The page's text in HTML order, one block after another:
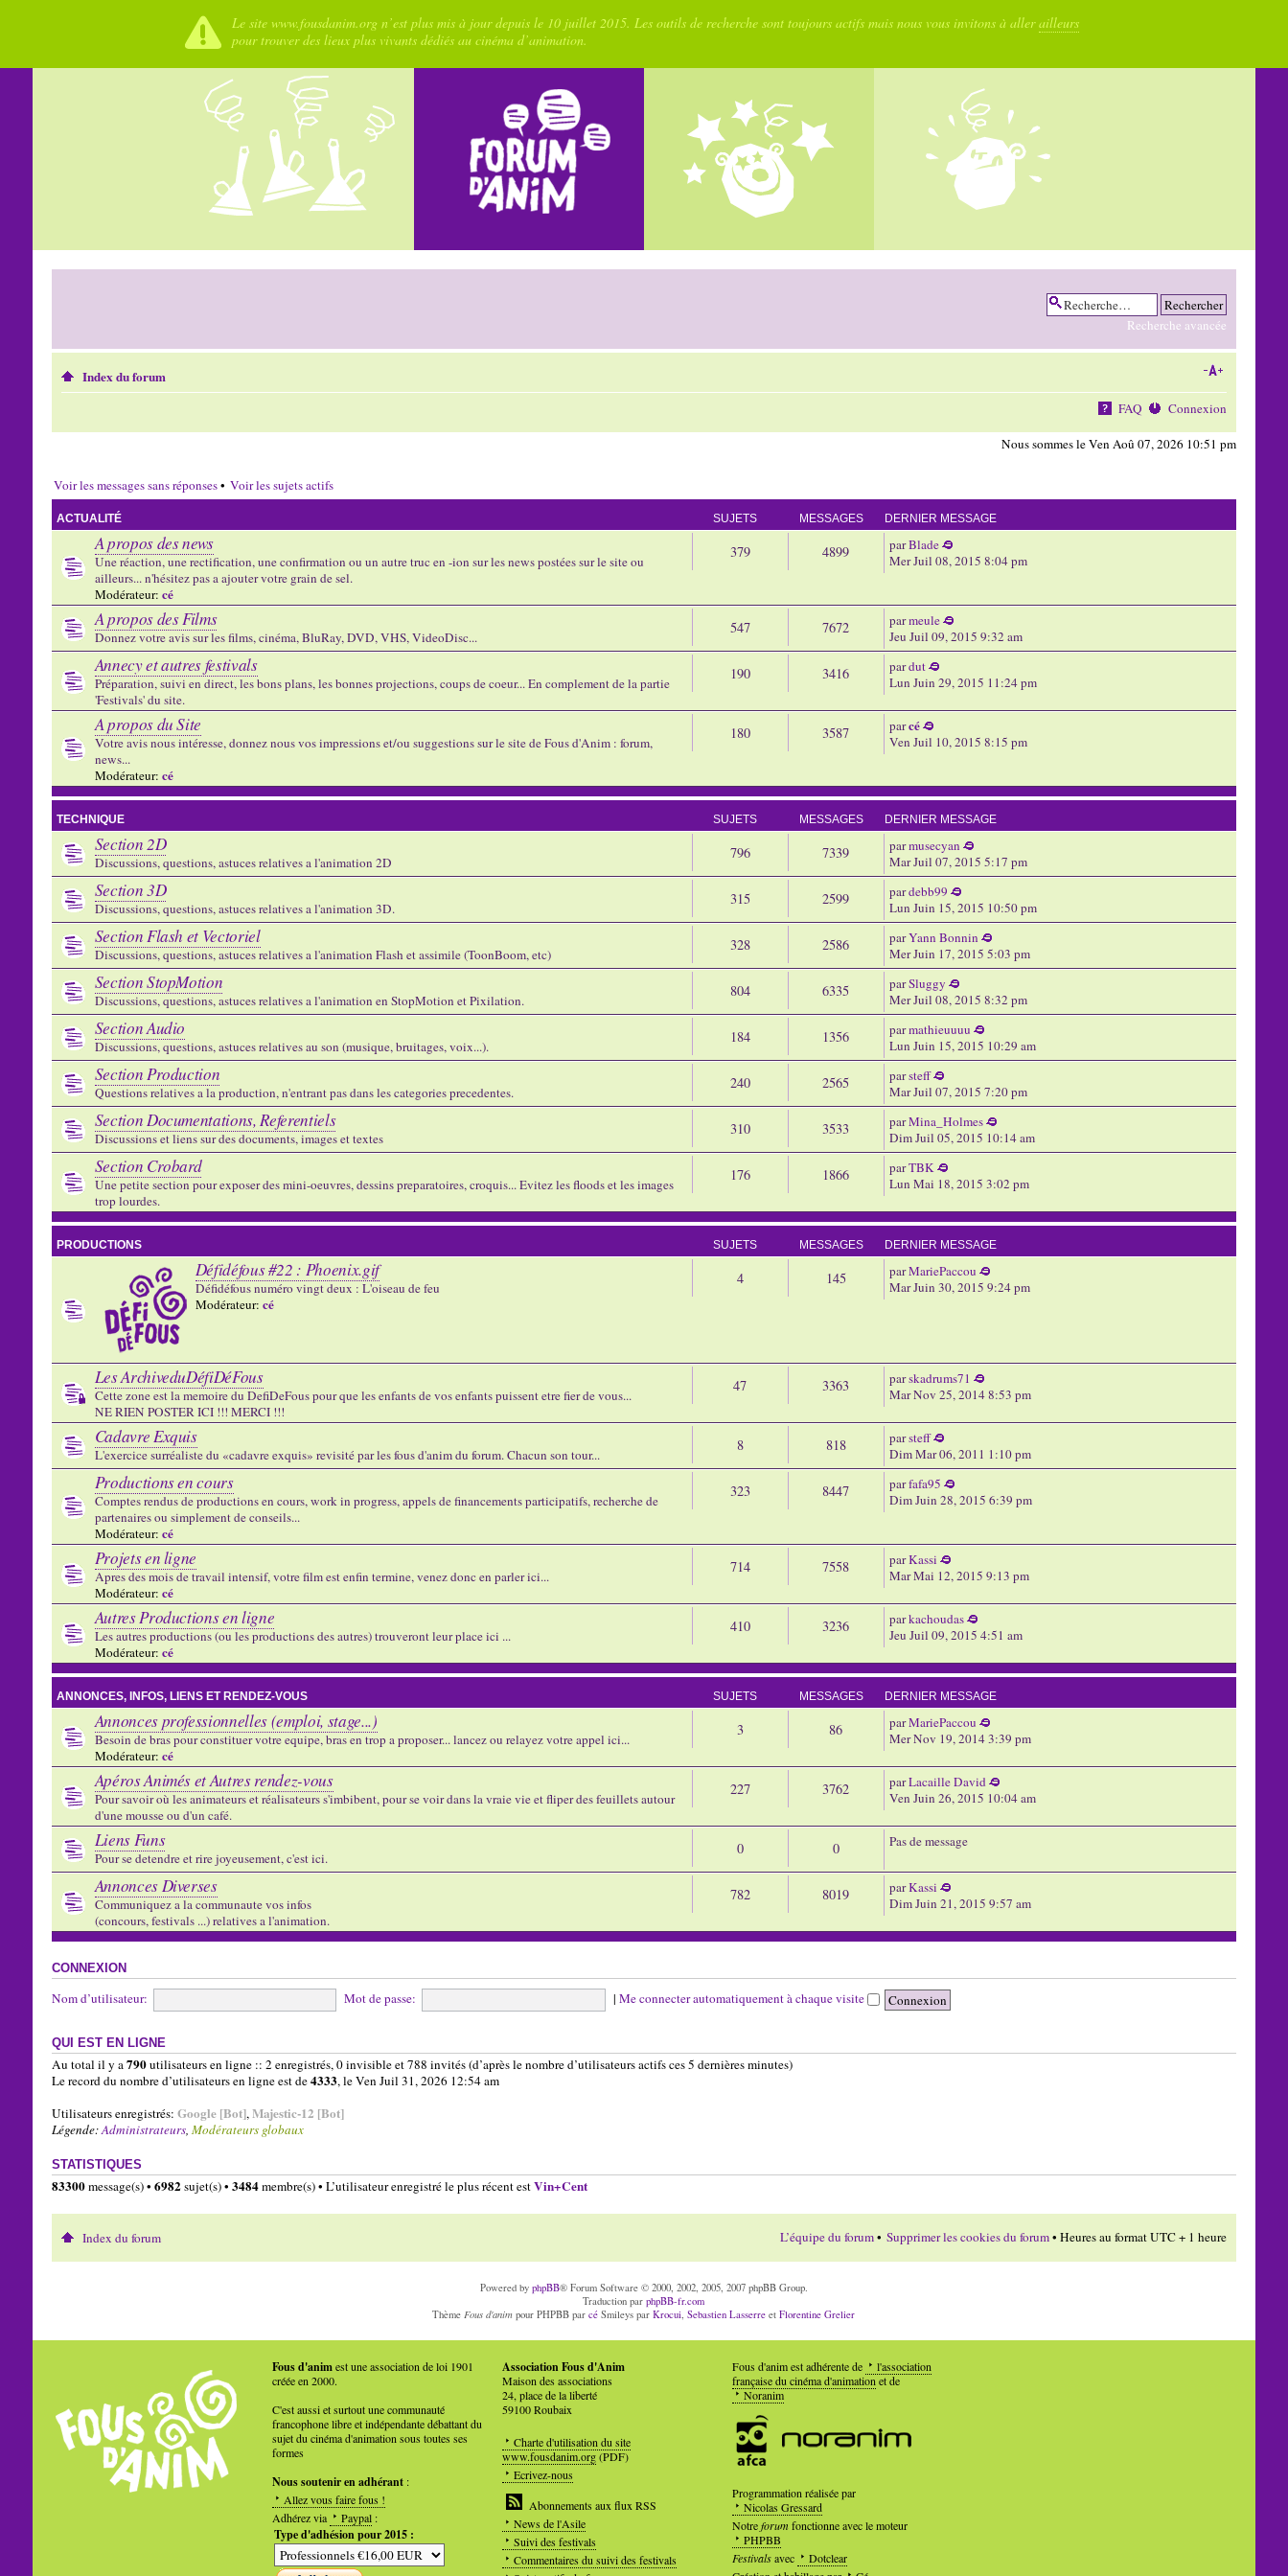
Le site www.fousdanim.org n’est plus mis à jour depuis le 10 juillet 2015. Les outils de recherche sont toujours actifs mais nous vous invitons à allerailleurs
pour trouver des lieux plus vivants dédiés au cinéma d’animation.
Recherche avancée
Index du forum
FAQ Connexion
Nous sommes le Ven Aoû 07, 2026 10:51 pm
Voir les messages sans réponses• Voir les sujets actifs
ACTUALITÉ SUJETS MESSAGES DERNIER MESSAGE
A propos des news
Une réaction, une rectification, une confirmation ou un autre truc en -ion sur les news postées sur le site ou
ailleurs... n'hésitez pas a ajouter votre grain de sel.
Modérateur: cé
379 4899 parBlade
Mer Juil 08, 2015 8:04 pm
A propos des Films
Donnez votre avis sur les films, cinéma, BluRay, DVD, VHS, VideoDisc...
547 7672 parmeule
Jeu Juil 09, 2015 9:32 am
Annecy et autres festivals
Préparation, suivi en direct, les bons plans, les bonnes projections, coups de coeur... En complement de la partie
'Festivals' du site.
190 3416 pardut
Lun Juin 29, 2015 11:24 pm
A propos du Site
Votre avis nous intéresse, donnez nous vos impressions et/ou suggestions sur le site de Fous d'Anim : forum,
news...
Modérateur: cé
180 3587 parcé
Ven Juil 10, 2015 8:15 pm
TECHNIQUE SUJETS MESSAGES DERNIER MESSAGE
Section 2D
Discussions, questions, astuces relatives a l'animation 2D
796 7339 parmusecyan
Mar Juil 07, 2015 5:17 pm
Section 3D
Discussions, questions, astuces relatives a l'animation 3D.
315 2599 pardebb99
Lun Juin 15, 2015 10:50 pm
Section Flash et Vectoriel
Discussions, questions, astuces relatives a l'animation Flash et assimile (ToonBoom, etc)
328 2586 parYann Bonnin
Mer Juin 17, 2015 5:03 pm
Section StopMotion
Discussions, questions, astuces relatives a l'animation en StopMotion et Pixilation.
804 6335 parSluggy
Mer Juil 08, 2015 8:32 pm
Section Audio
Discussions, questions, astuces relatives au son (musique, bruitages, voix...).
184 1356 parmathieuuuu
Lun Juin 15, 2015 10:29 am
Section Production
Questions relatives a la production, n'entrant pas dans les categories precedentes.
240 2565 parsteff
Mar Juil 07, 2015 7:20 pm
Section Documentations, Referentiels
Discussions et liens sur des documents, images et textes
310 3533 parMina_Holmes
Dim Juil 05, 2015 10:14 am
Section Crobard
Une petite section pour exposer des mini-oeuvres, dessins preparatoires, croquis... Evitez les floods et les images
trop lourdes.
176 1866 parTBK
Lun Mai 18, 2015 3:02 pm
PRODUCTIONS SUJETS MESSAGES DERNIER MESSAGE
Défidéfous #22 : Phoenix.gif
Défidéfous numéro vingt deux : L'oiseau de feu
Modérateur: cé
4 145 parMariePaccou
Mar Juin 30, 2015 9:24 pm
Les ArchiveduDéfiDéFous
Cette zone est la memoire du DefiDeFous pour que les enfants de vos enfants puissent etre fier de vous...
NE RIEN POSTER ICI !!! MERCI !!!
47 3363 parskadrums71
Mar Nov 25, 2014 8:53 pm
Cadavre Exquis
L'exercice surréaliste du «cadavre exquis» revisité par les fous d'anim du forum. Chacun son tour...
8 818 parsteff
Dim Mar 06, 2011 1:10 pm
Productions en cours
Comptes rendus de productions en cours, work in progress, appels de financements participatifs, recherche de
partenaires ou simplement de conseils...
Modérateur: cé
323 8447 parfafa95
Dim Juin 28, 2015 6:39 pm
Projets en ligne
Apres des mois de travail intensif, votre film est enfin termine, venez donc en parler ici...
Modérateur: cé
714 7558 parKassi
Mar Mai 12, 2015 9:13 pm
Autres Productions en ligne
Les autres productions (ou les productions des autres) trouveront leur place ici ...
Modérateur: cé
410 3236 parkachoudas
Jeu Juil 09, 2015 4:51 am
ANNONCES, INFOS, LIENS ET RENDEZ-VOUS SUJETS MESSAGES DERNIER MESSAGE
Annonces professionnelles (emploi, stage...)
Besoin de bras pour constituer votre equipe, bras en trop a proposer... lancez ou relayez votre appel ici...
Modérateur: cé
3 86 parMariePaccou
Mer Nov 19, 2014 3:39 pm
Apéros Animés et Autres rendez-vous
Pour savoir où les animateurs et réalisateurs s'imbibent, pour se voir dans la vraie vie et fliper des feuillets autour
d'une mousse ou d'un café.
227 3762 parLacaille David
Ven Juin 26, 2015 10:04 am
Liens Funs
Pour se detendre et rire joyeusement, c'est ici.
0 0 Pas de message
Annonces Diverses
Communiquez a la communaute vos infos
(concours, festivals ...) relatives a l'animation.
782 8019 parKassi
Dim Juin 21, 2015 9:57 am
CONNEXION
Nom d’utilisateur: Mot de passe: | Me connecter automatiquement à chaque visite
QUI EST EN LIGNE
Au total il y a790utilisateurs en ligne :: 2 enregistrés, 0 invisible et 788 invités (d’après le nombre d’utilisateurs actifs ces 5 dernières minutes)
Le record du nombre d’utilisateurs en ligne est de4333, le Ven Juil 31, 2026 12:54 am
Utilisateurs enregistrés: Google [Bot],Majestic-12 [Bot]
Légende:Administrateurs, Modérateurs globaux
STATISTIQUES
83300message(s) • 6982sujet(s) • 3484membre(s) • L’utilisateur enregistré le plus récent estVin+Cent
Index du forum L’équipe du forum• Supprimer les cookies du forum• Heures au format UTC + 1 heure
Powered by phpBB® Forum Software © 2000, 2002, 2005, 2007 phpBB Group.
Traduction parphpBB-fr.com
Thème Fous d'anim pour PHPBB parcé Smileys parKrocui ,Sebastien Lasserre etFlorentine Grelier
Fous d'animest une association de loi 1901
créée en 2000.
C'est aussi et surtout une communauté
francophone libre et indépendante débattant du
sujet du cinéma d'animation sous toutes ses
formes
Nous soutenir en adhérant:
Allez vous faire fous !
Adhérez via
Paypal:
Type d'adhésion pour 2015 :
Association Fous d'Anim
Maison des associations
24, place de la liberté
59100 Roubaix
Charte d'utilisation du site
www.fousdanim.org(PDF)
Ecrivez-nous
Abonnements aux flux RSS
News de l'Asile
Suivi des festivals
Commentaires du suivi des festivals
Fous d'anim est adhérente de
l'association
française du cinéma d'animationet de
Noranim
Programmation réalisée par
Nicolas Gressard
Notreforumfonctionne avec le moteur
PHPBB
Festivalsavec
Dotclear